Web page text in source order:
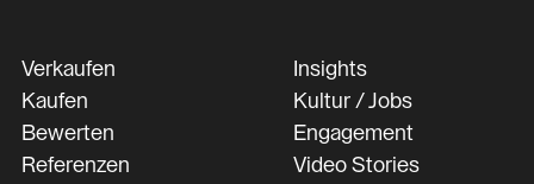
Verkaufen
Kaufen
Bewerten
Referenzen
Insights
Kultur / Jobs
Engagement
Video Stories